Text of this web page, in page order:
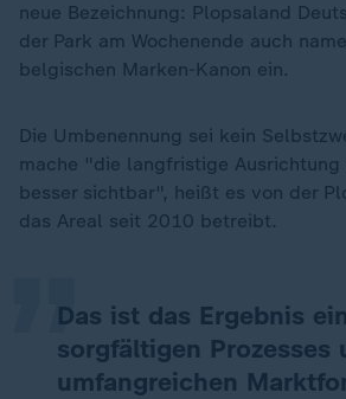
neue Bezeichnung: Plopsaland
der Park am Wochenende auch
belgischen Marken-Kanon ein.
Die Umbenennung sei kein
mache "die langfristige Ausrichtung
besser sichtbar", heißt es von der
das Areal seit 2010 betreibt.
Das ist das Ergebnis
sorgfältigen Prozesses
umfangreichen
„